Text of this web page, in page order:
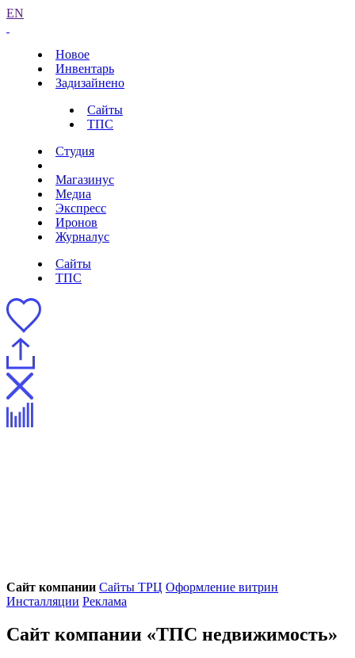
EN
Новое
Инвентарь
Задизайнено
Сайты
ТПС
Студия
Магазинус
Медиа
Экспресс
Иронов
Журналус
Сайты
ТПС
Сайт компании Сайты ТРЦ Оформление витрин
Инсталляции Реклама
Сайт компании «ТПС недвижимость»